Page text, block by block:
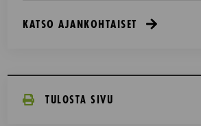
KATSO AJANKOHTAISET
TULOSTA SIVU